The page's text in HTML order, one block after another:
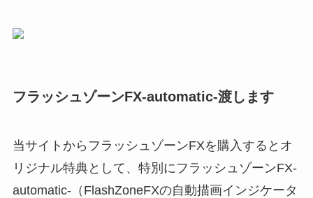
フラッシュゾーンFX-automatic-渡します
当サイトからフラッシュゾーンFXを購入するとオ
リジナル特典として、特別に フラッシュゾーンFX-
automatic-（FlashZoneFXの自動描画インジケータ